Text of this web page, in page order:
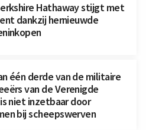
Hathaway stijgt met
dankzij hernieuwde
één derde van de militaire
van de Verenigde
niet inzetbaar door
bij scheepswerven